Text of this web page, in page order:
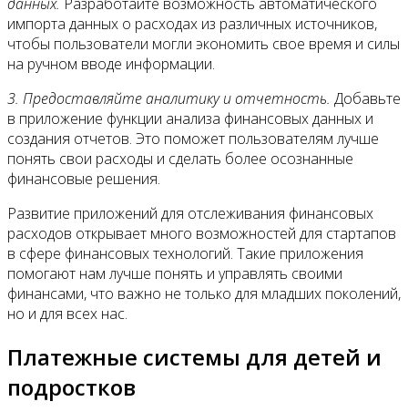
импорта данных о расходах из различных источников,
чтобы пользователи могли экономить свое время и силы
на ручном вводе информации.
3. Предоставляйте аналитику и отчетность. Добавьте
в приложение функции анализа финансовых данных и
создания отчетов. Это поможет пользователям лучше
понять свои расходы и сделать более осознанные
финансовые решения.
Развитие приложений для отслеживания финансовых
расходов открывает много возможностей для стартапов
в сфере финансовых технологий. Такие приложения
помогают нам лучше понять и управлять своими
финансами, что важно не только для младших поколений,
но и для всех нас.
Платежные системы для детей и
подростков